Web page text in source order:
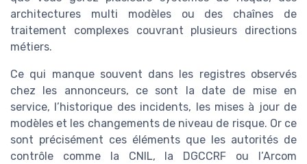
architectures multi modèles ou des chaînes de
traitement complexes couvrant plusieurs directions
métiers.
Ce qui manque souvent dans les registres observés
chez les annonceurs, ce sont la date de mise en
service, l’historique des incidents, les mises à jour de
modèles et les changements de niveau de risque. Or ce
sont précisément ces éléments que les autorités de
contrôle comme la CNIL, la DGCCRF ou l’Arcom